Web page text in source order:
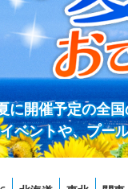
に開催予定の全
ベントや、プー